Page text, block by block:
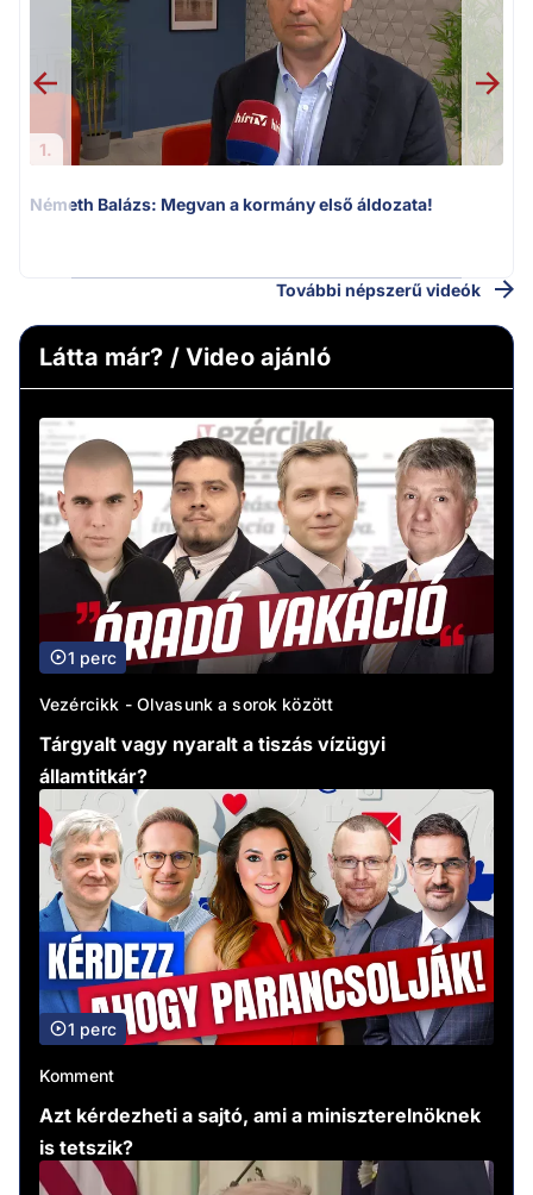
1.
Németh Balázs: Megvan a kormány első áldozata!
További népszerű videók
Látta már? / Video ajánló
1 perc
Vezércikk - Olvasunk a sorok között
Tárgyalt vagy nyaralt a tiszás vízügyi
államtitkár?
1 perc
Komment
Azt kérdezheti a sajtó, ami a miniszterelnöknek
is tetszik?